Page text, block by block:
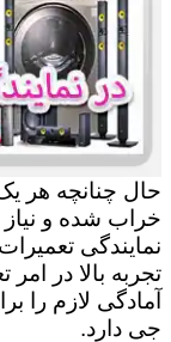
حال چنانچه هر
خراب شده و نیاز
نمایندگی
تجربه بالا در
آمادگی لازم را
جی دارد.